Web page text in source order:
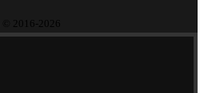
© 2016-2026